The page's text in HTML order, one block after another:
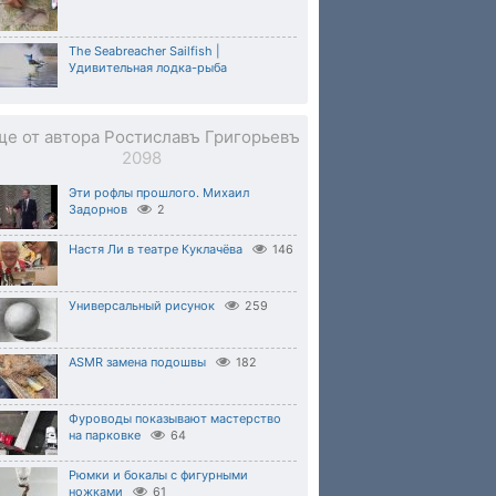
The Seabreacher Sailfish |
Удивительная лодка-рыба
от автора Ростиславъ Григорьевъ
2098
Эти рофлы прошлого. Михаил
Задорнов
2
Настя Ли в театре Куклачёва 146
Универсальный рисунок 259
ASMR замена подошвы 182
Фуроводы показывают мастерство
на парковке
64
Рюмки и бокалы с фигурными
ножками
61